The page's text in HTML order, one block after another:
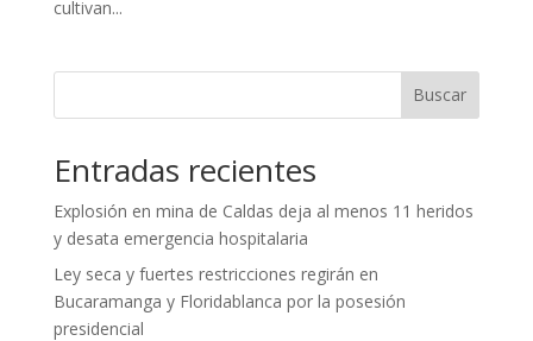
cultivan...
Buscar
Entradas recientes
Explosión en mina de Caldas deja al menos 11 heridos
y desata emergencia hospitalaria
Ley seca y fuertes restricciones regirán en
Bucaramanga y Floridablanca por la posesión
presidencial